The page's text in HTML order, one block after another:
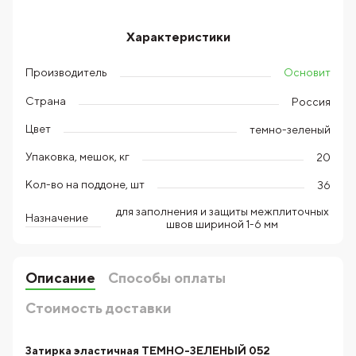
Характеристики
Производитель Основит
Страна Россия
Цвет темно-зеленый
Упаковка, мешок, кг 20
Кол-во на поддоне, шт 36
Назначение
для заполнения и защиты межплиточных
швов шириной 1-6 мм
Описание
Способы оплаты
Стоимость доставки
Затирка эластичная ТЕМНО-ЗЕЛЕНЫЙ 052